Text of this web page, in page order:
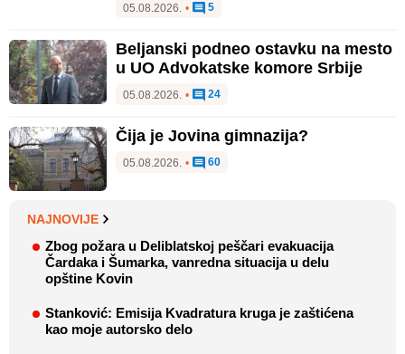
05.08.2026. • 5
Beljanski podneo ostavku na mesto
u UO Advokatske komore Srbije
05.08.2026. • 24
Čija je Jovina gimnazija?
05.08.2026. • 60
NAJNOVIJE
Zbog požara u Deliblatskoj peščari evakuacija
Čardaka i Šumarka, vanredna situacija u delu
opštine Kovin
Stanković: Emisija Kvadratura kruga je zaštićena
kao moje autorsko delo